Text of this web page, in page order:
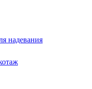
надевания